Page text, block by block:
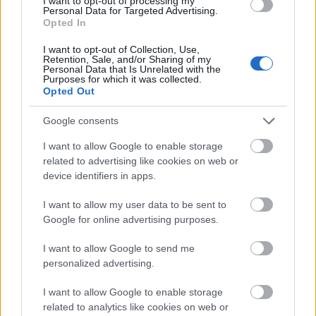
Personal Data for Targeted Advertising.
Opted In
I want to opt-out of Collection, Use,
Retention, Sale, and/or Sharing of my
Personal Data that Is Unrelated with the
Purposes for which it was collected.
Opted Out
Google consents
I want to allow Google to enable storage
related to advertising like cookies on web or
device identifiers in apps.
I want to allow my user data to be sent to
Google for online advertising purposes.
I want to allow Google to send me
personalized advertising.
I want to allow Google to enable storage
related to analytics like cookies on web or
Hasonlóan szuper megoldás, hogy egy oslói
csúszásgátló acéllemezeket, amiket aztán korlátként
építettek be az új épületbe.